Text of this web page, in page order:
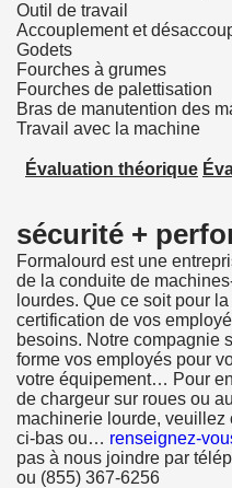
Outil de travail
Accouplement et
Godets
Fourches à grumes
Fourches de palettisation
Bras de manutention des
Travail avec la machine
Évaluation théorique
sécurité +
Formalourd est une
de la conduite de
lourdes. Que ce soit pour
certification de vos
besoins. Notre compagnie
forme vos employés pour
votre équipement… Pour
de chargeur sur roues ou
machinerie lourde,
ci-bas ou… renseignez-
pas à nous joindre par
ou (855) 367-6256